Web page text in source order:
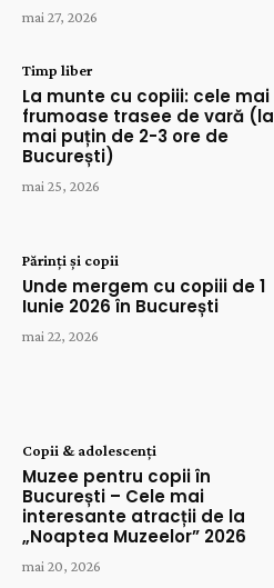
mai 27, 2026
Timp liber
La munte cu copiii: cele mai
frumoase trasee de vară (la
mai puțin de 2-3 ore de
București)
mai 25, 2026
Părinți și copii
Unde mergem cu copiii de 1
Iunie 2026 în București
mai 22, 2026
Copii & adolescenți
Muzee pentru copii în
București – Cele mai
interesante atracții de la
„Noaptea Muzeelor” 2026
mai 20, 2026